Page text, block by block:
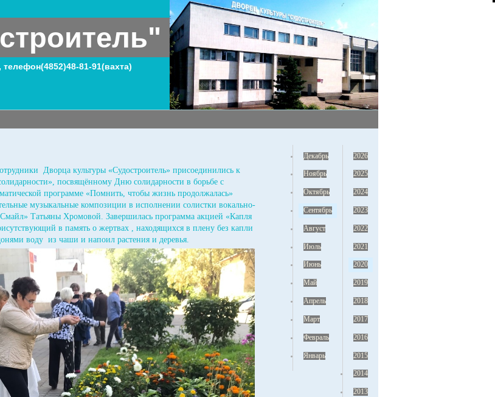
81-91(вахта)
2026
2025
2024
2023
2022
2021
2020
2019
2018
2017
2016
2015
2014
2013
Декабрь
Ноябрь
Октябрь
Сентябрь
Август
Июль
Июнь
Май
Апрель
Март
Февраль
Январь
Дворца культуры «Судостроитель» присоединились к
посвящённому Дню солидарности в борьбе с
программе «Помнить, чтобы жизнь продолжалась»
музыкальные композиции в исполнении солистки вокально-
Татьяны Хромовой. Завершилась программа акцией «Капля
в память о жертвах , находящихся в плену без капли
воду из чаши и напоил растения и деревья.